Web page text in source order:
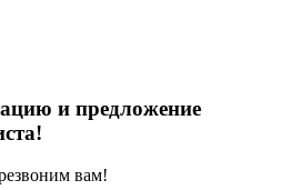
и предложение
вам!